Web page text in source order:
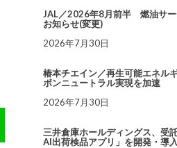
JAL／2026年8月前半 燃油サー
お知らせ(変更)
2026年7月30日
椿本チエイン／再生可能エネル
ボンニュートラル実現を加速
2026年7月30日
三井倉庫ホールディングス、受
AI出荷検品アプリ」を開発・導